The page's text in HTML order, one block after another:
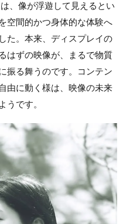
、像が浮遊して見えるとい
空間的かつ身体的な体験へ
た。本来、ディスプレイの
はずの映像が、まるで物質
振る舞うのです。コンテン
由に動く様は、映像の未来
うです。